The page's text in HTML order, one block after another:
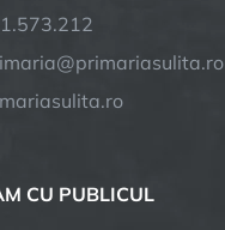
CU PUBLICUL